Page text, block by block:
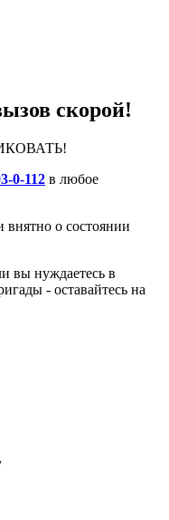
скорой!
0-112 в любое
внятно о состоянии
вы нуждаетесь в
- оставайтесь на